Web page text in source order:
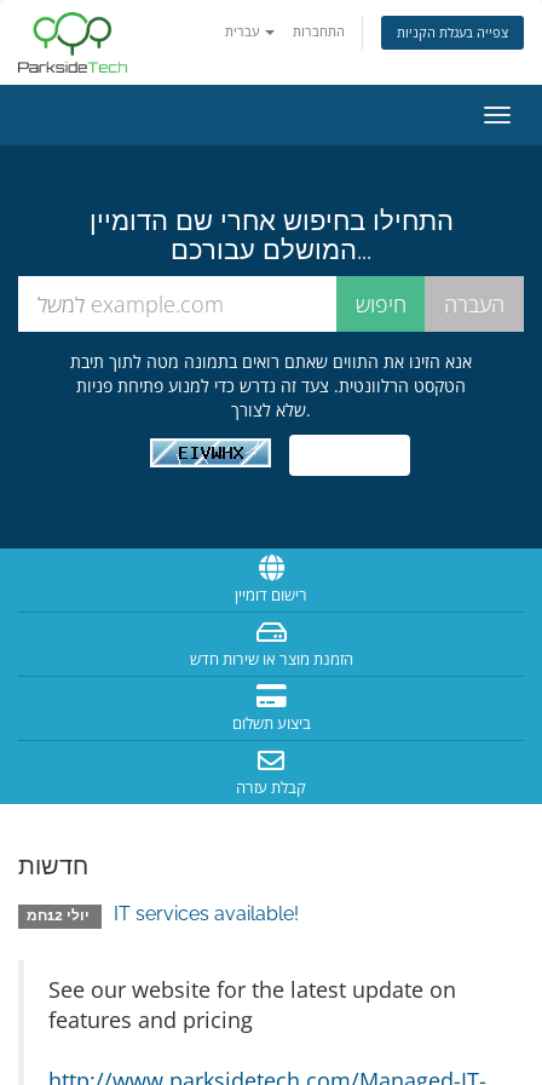
התחברות צפייה בעגלת הקניות
ניווט
התחילו בחיפוש אחרי שם הדומיין
המושלם עבורכם...
אנא הזינו את התווים שאתם רואים בתמונה מטה לתוך תיבת
הטקסט הרלוונטית. צעד זה נדרש כדי למנוע פתיחת פניות
שלא לצורך.
רישום דומיין
הזמנת מוצר או שירות חדש
ביצוע תשלום
קבלת עזרה
חדשות
IT services available!
See our website for the latest update on
features and pricing